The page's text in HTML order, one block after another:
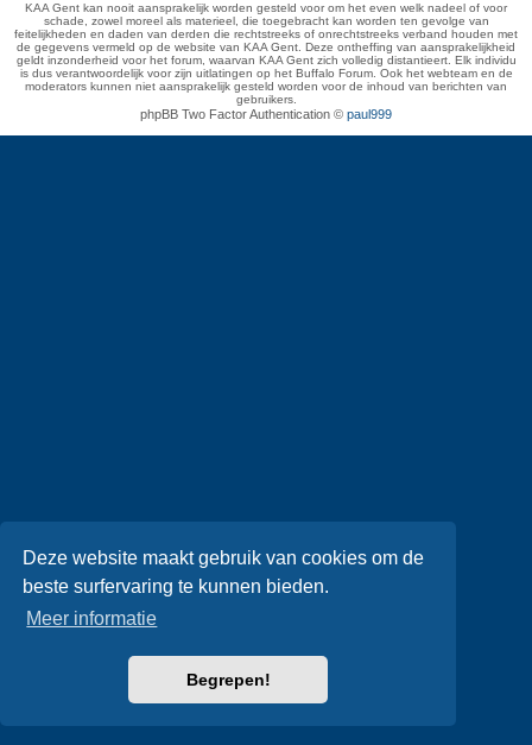
Deze website maakt gebruik van cookies om de
beste surfervaring te kunnen bieden.
Meer informatie
Begrepen!
KAA Gent kan nooit aansprakelijk worden gesteld voor om het even welk nadeel of voor
schade, zowel moreel als materieel, die toegebracht kan worden ten gevolge van
feitelijkheden en daden van derden die rechtstreeks of onrechtstreeks verband houden met
de gegevens vermeld op de website van KAA Gent. Deze ontheffing van aansprakelijkheid
geldt inzonderheid voor het forum, waarvan KAA Gent zich volledig distantieert. Elk individu
is dus verantwoordelijk voor zijn uitlatingen op het Buffalo Forum. Ook het webteam en de
moderators kunnen niet aansprakelijk gesteld worden voor de inhoud van berichten van
gebruikers.
phpBB Two Factor Authentication © paul999